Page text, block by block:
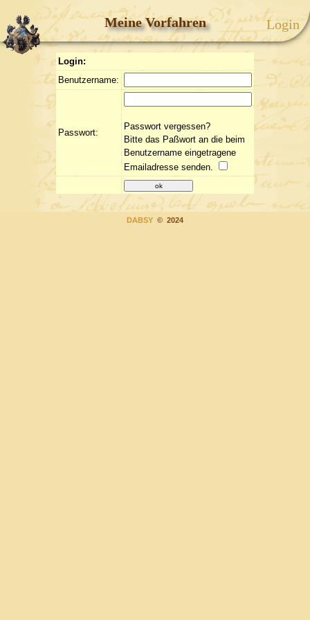
Meine Vorfahren Login
Login:
Benutzername:
Passwort:
Passwort vergessen?
Bitte das Paßwort an die beim
Benutzername eingetragene
Emailadresse senden.
DABSY © 2024